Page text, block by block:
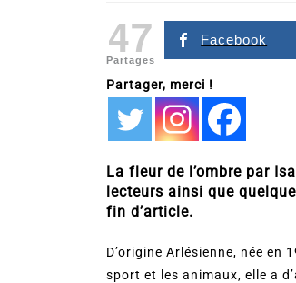
47
Partages
Facebook
Partager, merci !
La fleur de l’ombre par
lecteurs ainsi que
fin d’article.
D’origine Arlésienne, née en
sport et les animaux, elle a
2026
littérature